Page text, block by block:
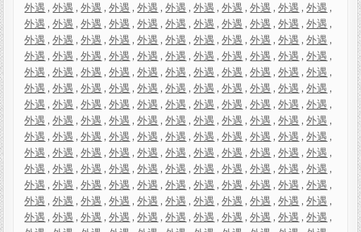
外遇 ,外遇 ,外遇 ,外遇 ,外遇 ,外遇 ,外遇 ,外遇 ,外遇 ,外遇 ,外遇 ,
外遇 ,外遇 ,外遇 ,外遇 ,外遇 ,外遇 ,外遇 ,外遇 ,外遇 ,外遇 ,外遇 ,
外遇 ,外遇 ,外遇 ,外遇 ,外遇 ,外遇 ,外遇 ,外遇 ,外遇 ,外遇 ,外遇 ,
外遇 ,外遇 ,外遇 ,外遇 ,外遇 ,外遇 ,外遇 ,外遇 ,外遇 ,外遇 ,外遇 ,
外遇 ,外遇 ,外遇 ,外遇 ,外遇 ,外遇 ,外遇 ,外遇 ,外遇 ,外遇 ,外遇 ,
外遇 ,外遇 ,外遇 ,外遇 ,外遇 ,外遇 ,外遇 ,外遇 ,外遇 ,外遇 ,外遇 ,
外遇 ,外遇 ,外遇 ,外遇 ,外遇 ,外遇 ,外遇 ,外遇 ,外遇 ,外遇 ,外遇 ,
外遇 ,外遇 ,外遇 ,外遇 ,外遇 ,外遇 ,外遇 ,外遇 ,外遇 ,外遇 ,外遇 ,
外遇 ,外遇 ,外遇 ,外遇 ,外遇 ,外遇 ,外遇 ,外遇 ,外遇 ,外遇 ,外遇 ,
外遇 ,外遇 ,外遇 ,外遇 ,外遇 ,外遇 ,外遇 ,外遇 ,外遇 ,外遇 ,外遇 ,
外遇 ,外遇 ,外遇 ,外遇 ,外遇 ,外遇 ,外遇 ,外遇 ,外遇 ,外遇 ,外遇 ,
外遇 ,外遇 ,外遇 ,外遇 ,外遇 ,外遇 ,外遇 ,外遇 ,外遇 ,外遇 ,外遇 ,
外遇 ,外遇 ,外遇 ,外遇 ,外遇 ,外遇 ,外遇 ,外遇 ,外遇 ,外遇 ,外遇 ,
外遇 ,外遇 ,外遇 ,外遇 ,外遇 ,外遇 ,外遇 ,外遇 ,外遇 ,外遇 ,外遇 ,